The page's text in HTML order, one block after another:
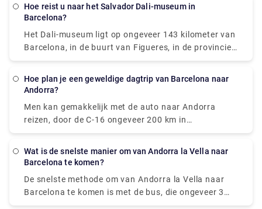
van La Barceloneta met een koude cerveza (bier) in
de hand terwijl u het mediterrane landschap
bewondert. Ga na een klein dutje naar Las Ramblas
of de Gotische wijk om de avond te zien. Als je een
Barcelona. En als je daarvoor een rit moet boeken,
kun je contact met ons opnemen als Rydeu.
luchthaven in barcelona is (BCN). Men kan deze
Hoe reist u naar het Salvador Dali-museum in
Barcelona?
Het Dali-museum ligt op ongeveer 143 kilometer van
Barcelona, in de buurt van Figueres, in de provincie
Girona. Na het Prado is het Dali-museum het op één
ongeveer 2 uur om het Dali Museum met de auto te
kun je contact met ons opnemen als Rydeu.
Hoe plan je een geweldige dagtrip van Barcelona naar
Andorra?
Men kan gemakkelijk met de auto naar Andorra
reizen, door de C-16 ongeveer 200 km in
noordwestelijke richting te nemen. Het duurt
bereiken. Vergeet niet om een van de drie nationale
Een groot deel van het land wordt bedekt door de
Madriu-Perafita-Claror, Valls del Comapedrosa en
Wat is de snelste manier om van Andorra la Vella naar
Barcelona te komen?
De snelste methode om van Andorra la Vella naar
Barcelona te komen is met de bus, die ongeveer 3
uur en 15 minuten duurt.